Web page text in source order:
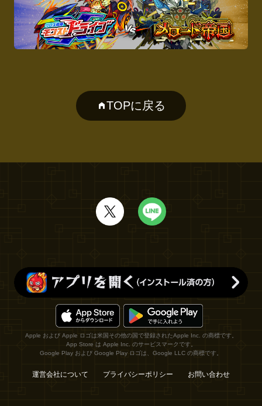
TOPに戻る
Apple および Apple ロゴは米国その他の国で登録されたApple Inc. の商標です。
App Store は Apple Inc. のサービスマークです。
Google Play および Google Play ロゴは、Google LLC の商標です。
運営会社について プライバシーポリシー お問い合わせ